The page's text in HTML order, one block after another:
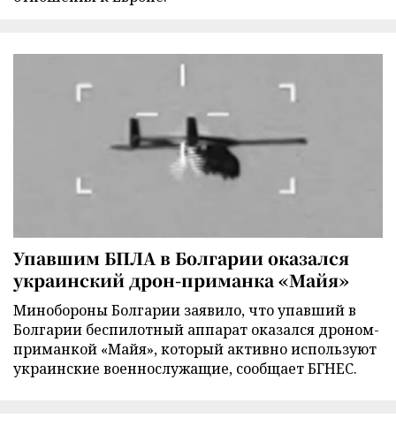
Упавшим БПЛА в Болгарии оказался
украинский дрон-приманка «Майя»
Минобороны Болгарии заявило, что упавший в
Болгарии беспилотный аппарат оказался дроном-
приманкой «Майя», который активно используют
украинские военнослужащие, сообщает БГНЕС.